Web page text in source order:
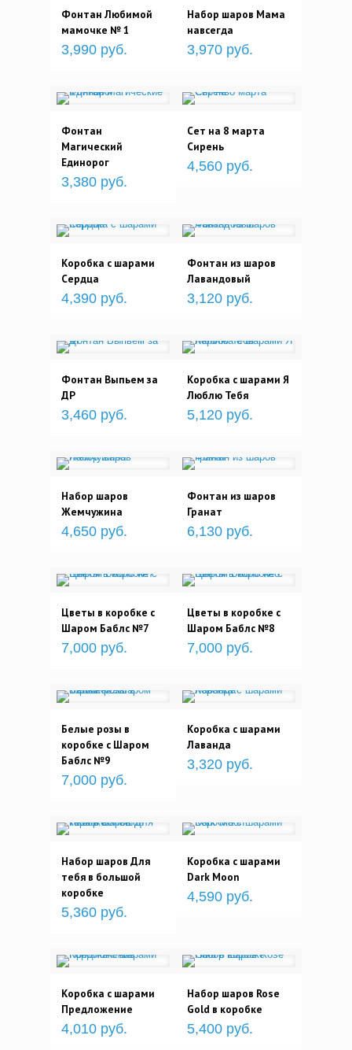
Фонтан Любимой
мамочке № 1
3,990 руб.
Набор шаров Мама
навсегда
3,970 руб.
Фонтан
Магический
Единорог
3,380 руб.
Сет на 8 марта
Сирень
4,560 руб.
Коробка с шарами
Сердца
4,390 руб.
Фонтан из шаров
Лавандовый
3,120 руб.
Фонтан Выпьем за
ДР
3,460 руб.
Коробка с шарами Я
Люблю Тебя
5,120 руб.
Набор шаров
Жемчужина
4,650 руб.
Фонтан из шаров
Гранат
6,130 руб.
Цветы в коробке с
Шаром Баблс №7
7,000 руб.
Цветы в коробке с
Шаром Баблс №8
7,000 руб.
Белые розы в
коробке с Шаром
Баблс №9
7,000 руб.
Коробка с шарами
Лаванда
3,320 руб.
Набор шаров Для
тебя в большой
коробке
5,360 руб.
Коробка с шарами
Dark Moon
4,590 руб.
Коробка с шарами
Предложение
4,010 руб.
Набор шаров Rose
Gold в коробке
5,400 руб.